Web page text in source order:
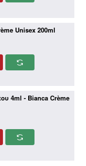
Unisex 200ml
4ml - Bianca Crème